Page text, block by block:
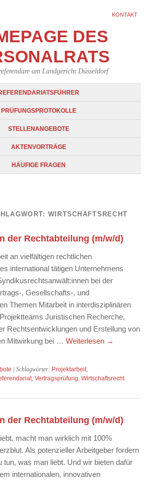
KONTAKT
DES
am Landgericht Düsseldorf
PRÜFUNGSPROTOKOLLE
STELLENANGEBOTE
AKTENVORTRÄGE
HÄUFIGE FRAGEN
WIRTSCHAFTSRECHT
der Rechtabteilung (m/w/d)
an vielfältigen rechtlichen
international tätigen Unternehmens
bei der
, Gesellschafts-, und
Themen Mitarbeit in interdisziplinären
Juristischen Recherche,
Rechtsentwicklungen und Erstellung von
Mitwirkung bei … Weiterlesen →
| Schlagwörter: Projektarbeit,
, Vertragsprüfung, Wirtschaftsrecht
der Rechtabteilung (m/w/d)
macht man wirklich mit 100%
Als potenzieller Arbeitgeber fordern
tun, was man liebt. Und wir bieten dafür
internationalen, innovativen